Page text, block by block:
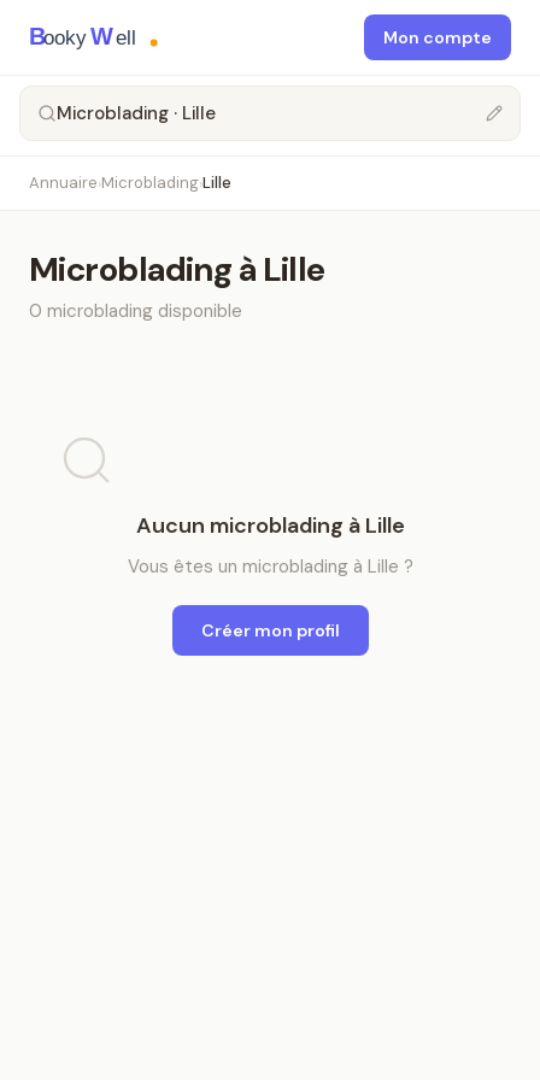
BookyWell Mon compte
Microblading · Lille
Annuaire›Microblading›Lille
Microbladingà Lille
0 microblading disponible
Aucun microblading à Lille
Vous êtes un microbladingà Lille ?
Créer mon profil